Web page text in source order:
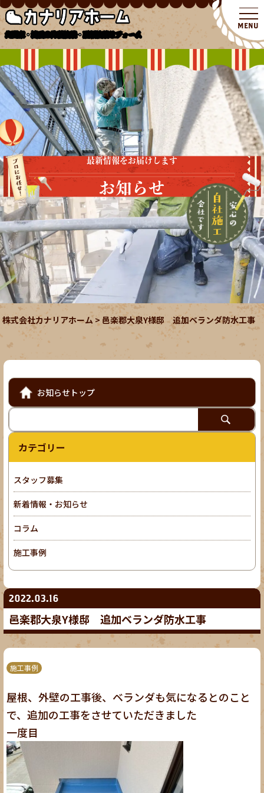
北関東・埼玉の外壁塗装・屋根塗装リフォーム
最新情報をお届けします
お知らせ
株式会社カナリアホーム> 邑楽郡大泉Y様邸 追加ベランダ防水工事
2022.03.16
邑楽郡大泉Y様邸 追加ベランダ防水工事
施工事例
屋根、外壁の工事後、ベランダも気になるとのこと
で、追加の工事をさせていただきました
一度目
お知らせトップ
カテゴリー
スタッフ募集
新着情報・お知らせ
コラム
施工事例